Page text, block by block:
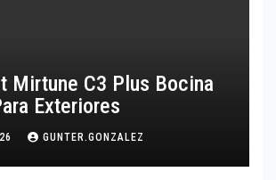
Mirtune C3 Plus Bocina
Exteriores
GUNTER.GONZALEZ